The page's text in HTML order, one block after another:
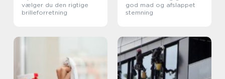
vælger du den rigtige
brilleforretning
god mad og afslappet
stemning